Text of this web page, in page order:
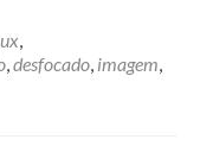
,
,desfocado, imagem,